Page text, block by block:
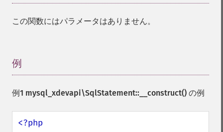
この関数にはパラメータはありません。
例
例1 mysql_xdevapi\SqlStatement::__construct() の例
<?php